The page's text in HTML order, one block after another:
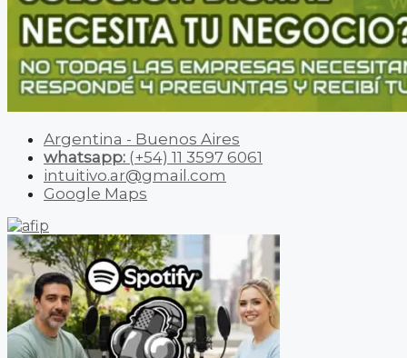
Argentina - Buenos Aires
whatsapp: (+54) 11 3597 6061
intuitivo.ar@gmail.com
Google Maps